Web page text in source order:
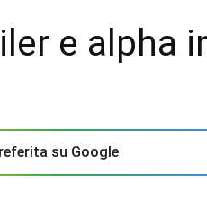
e alpha
su Google